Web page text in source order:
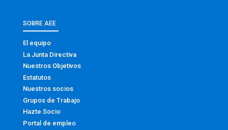
SOBRE AEE
El equipo
La Junta Directiva
Nuestros Objetivos
Estatutos
Nuestros socios
Grupos de Trabajo
Hazte Socio
Portal de empleo